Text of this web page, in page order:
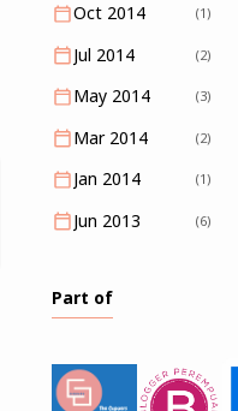
Oct 2014 (1)
Jul 2014 (2)
May 2014 (3)
Mar 2014 (2)
Jan 2014 (1)
Jun 2013 (6)
Part of